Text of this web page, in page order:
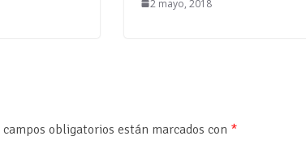
2 mayo, 2018
campos obligatorios están marcados con *